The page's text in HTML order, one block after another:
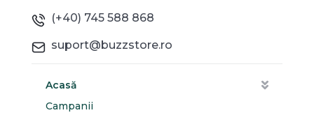
(+40) 745 588 868
suport@buzzstore.ro
Acasă
Campanii